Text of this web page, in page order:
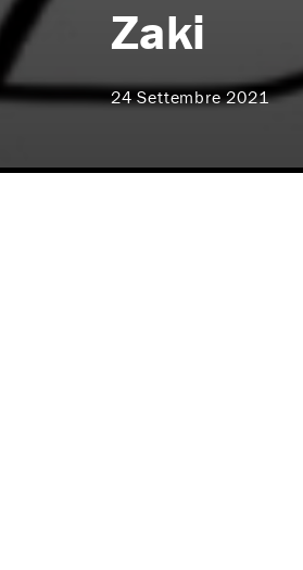
Zaki
24 Settembre 2021